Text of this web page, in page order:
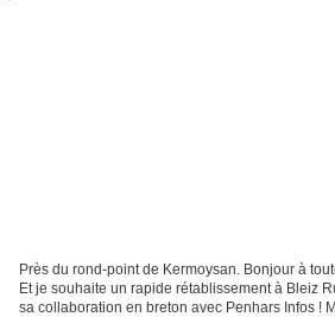
Près du rond-point de Kermoysan. Bonjour à
Et je souhaite un rapide rétablissement à Bleiz
sa collaboration en breton avec Penhars Infos !